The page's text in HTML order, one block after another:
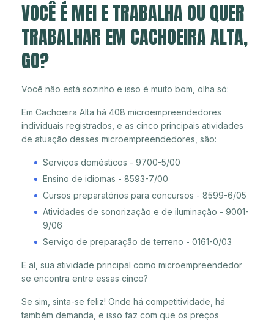
VOCÊ É MEI E TRABALHA OU QUER
TRABALHAR EM CACHOEIRA ALTA,
GO?
Você não está sozinho e isso é muito bom, olha só:
Em Cachoeira Alta há 408 microempreendedores
individuais registrados, e as cinco principais atividades
de atuação desses microempreendedores, são:
Serviços domésticos - 9700-5/00
Ensino de idiomas - 8593-7/00
Cursos preparatórios para concursos - 8599-6/05
Atividades de sonorização e de iluminação - 9001-
9/06
Serviço de preparação de terreno - 0161-0/03
E aí, sua atividade principal como microempreendedor
se encontra entre essas cinco?
Se sim, sinta-se feliz! Onde há competitividade, há
também demanda, e isso faz com que os preços